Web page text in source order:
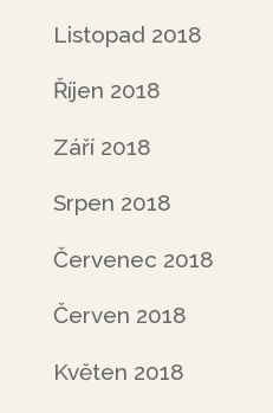
Listopad 2018
Říjen 2018
Září 2018
Srpen 2018
Červenec 2018
Červen 2018
Květen 2018